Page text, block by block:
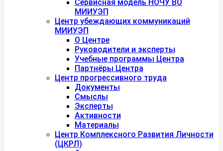
Сервисная модель НОЧУ ВО
МИИУЭП
Центр убеждающих коммуникаций
МИИУЭП
О Центре
Руководители и эксперты
Учебные программы Центра
Партнёры Центра
Центр прогрессивного труда
Документы
Смыслы
Эксперты
Активности
Материалы
Центр Комплексного Развития Личности
(ЦКРЛ)